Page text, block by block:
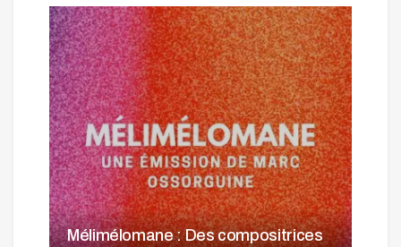
Mélimélomane : Des compositrices